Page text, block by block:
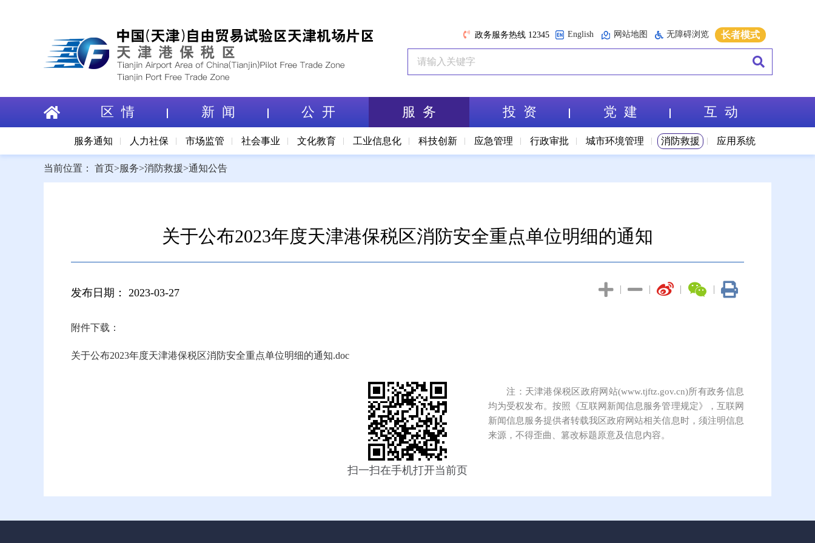
政务服务热线 12345 English 网站地图 无障碍浏览 长者模式
区 情 新 闻 公 开 服 务
服务通知 人力社保 市场监管 社会事业 文化教育 工业信息化 科技创新 应急管理 行政审批 城市环境管理 消防救援 应用系统
投 资 党 建 互 动
当前位置： 首页>服务>消防救援>通知公告
关于公布2023年度天津港保税区消防安全重点单位明细的通知
发布日期： 2023-03-27 |
|
|
|
附件下载：
关于公布2023年度天津港保税区消防安全重点单位明细的通知.doc
扫一扫在手机打开当前页
注：天津港保税区政府网站(www.tjftz.gov.cn)所有政务信息
均为受权发布。按照《互联网新闻信息服务管理规定》，互联网
新闻信息服务提供者转载我区政府网站相关信息时，须注明信息
来源，不得歪曲、篡改标题原意及信息内容。